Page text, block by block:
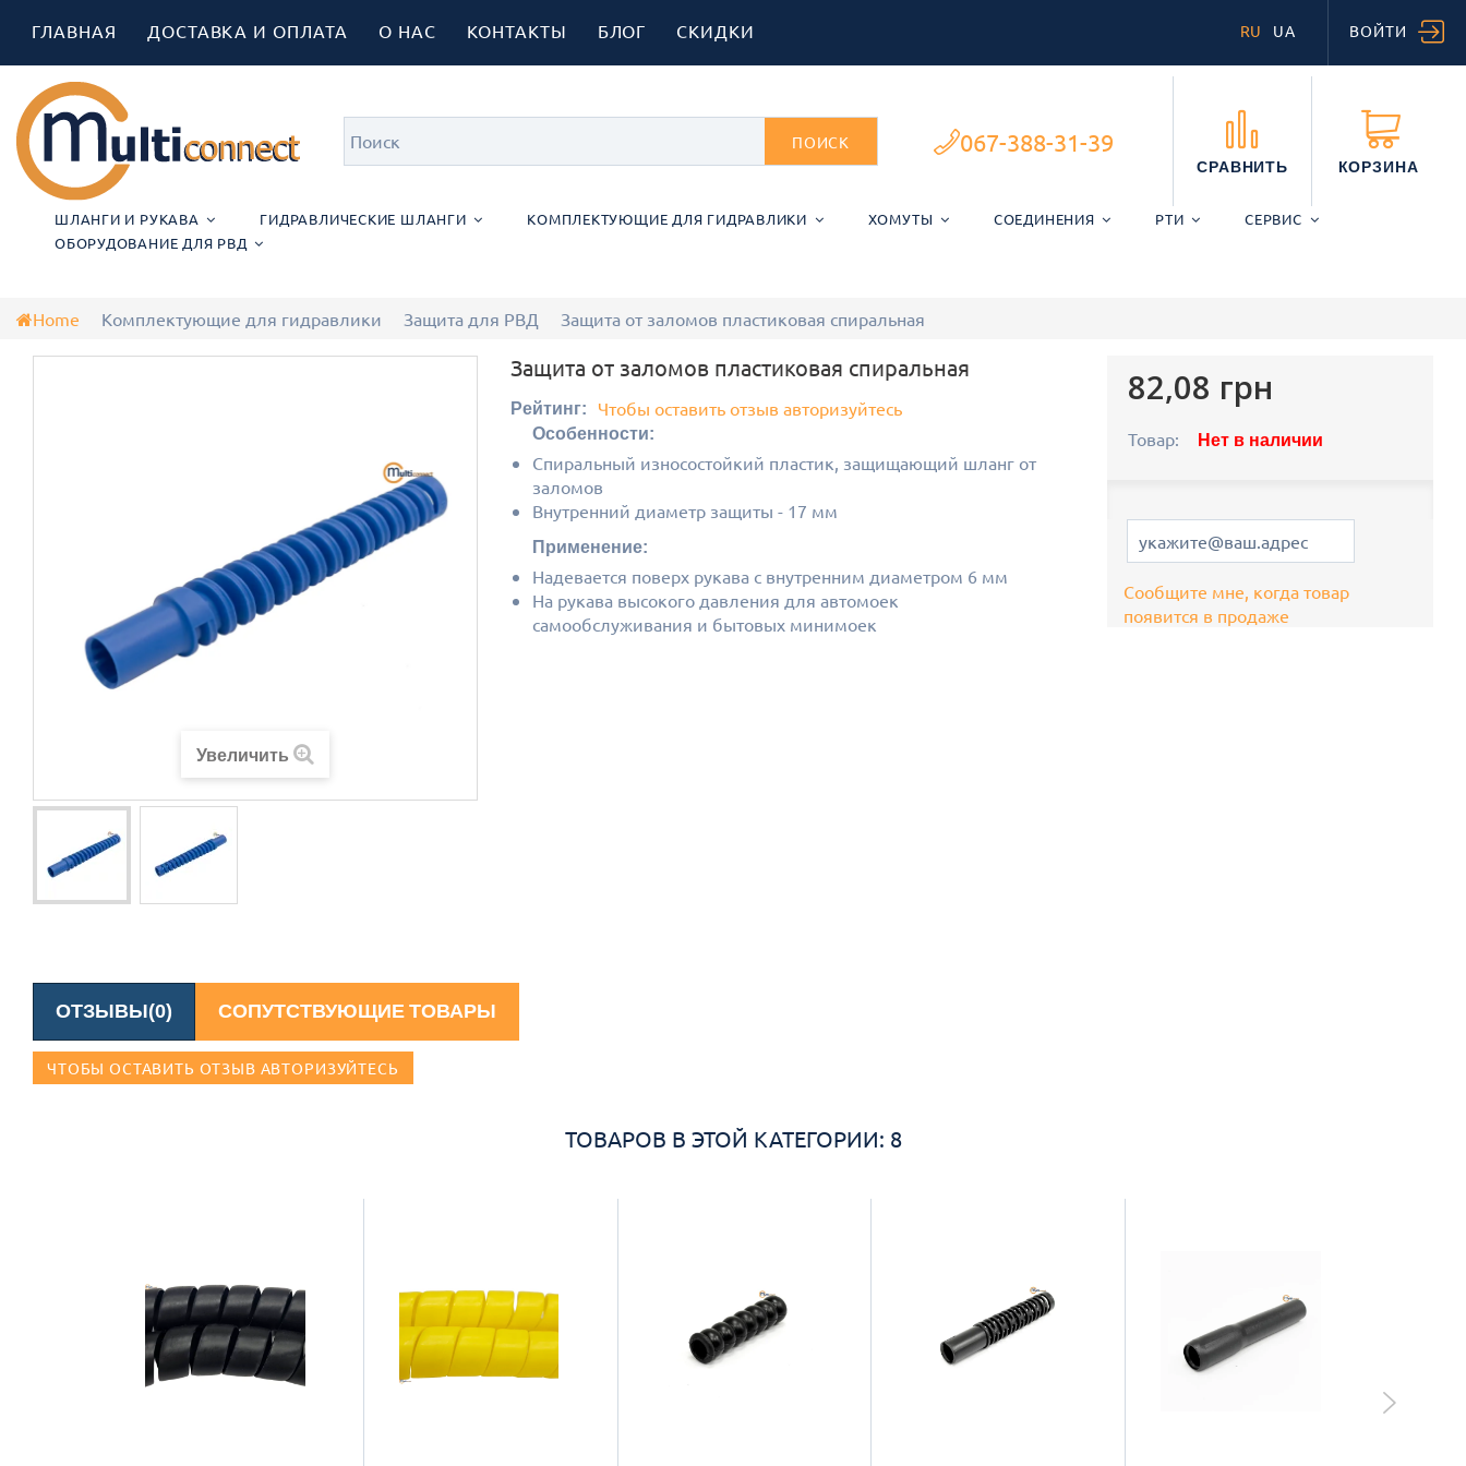
ВОЙТИ
ГЛАВНАЯ ДОСТАВКА И ОПЛАТА О НАС КОНТАКТЫ БЛОГ СКИДКИ RU UA
КОРЗИНА
СРАВНИТЬ
067-388-31-39
ШЛАНГИ И РУКАВА ГИДРАВЛИЧЕСКИЕ ШЛАНГИ КОМПЛЕКТУЮЩИЕ ДЛЯ ГИДРАВЛИКИ ХОМУТЫ СОЕДИНЕНИЯ РТИ
СЕРВИС
ОБОРУДОВАНИЕ ДЛЯ РВД
ПОИСК
Home Комплектующие для гидравлики Защита для РВД Защита от заломов пластиковая спиральная
Увеличить
Защита от заломов пластиковая спиральная
Рейтинг: Чтобы оставить отзыв авторизуйтесь
Особенности:
Спиральный износостойкий пластик, защищающий шланг от
заломов
Внутренний диаметр защиты - 17 мм
Применение:
Надевается поверх рукава с внутренним диаметром 6 мм
На рукава высокого давления для автомоек
самообслуживания и бытовых минимоек
82,08 грн
Товар: Нет в наличии
Сообщите мне, когда товар
появится в продаже
ОТЗЫВЫ(0) СОПУТСТВУЮЩИЕ ТОВАРЫ
ЧТОБЫ ОСТАВИТЬ ОТЗЫВ АВТОРИЗУЙТЕСЬ
ТОВАРОВ В ЭТОЙ КАТЕГОРИИ: 8